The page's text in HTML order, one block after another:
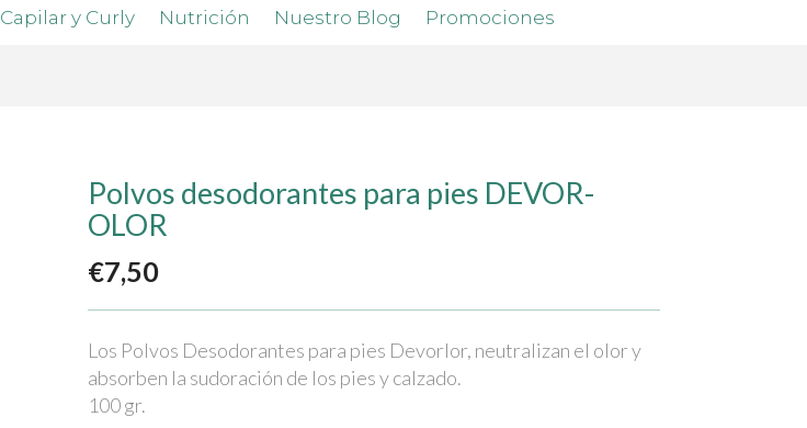
Capilar y Curly Nutrición Nuestro Blog Promociones
Polvos desodorantes para pies DEVOR-
OLOR
€7,50
Los Polvos Desodorantes para pies Devorlor, neutralizan el olor y
absorben la sudoración de los pies y calzado.
100 gr.